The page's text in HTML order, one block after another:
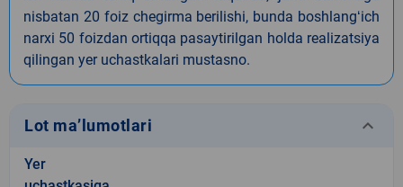
nisbatan 20 foiz chegirma berilishi, bunda boshlangʻich
narxi 50 foizdan ortiqqa pasaytirilgan holda realizatsiya
qilingan yer uchastkalari mustasno.
Lot ma’lumotlari keyboard_arrow_down
Yer